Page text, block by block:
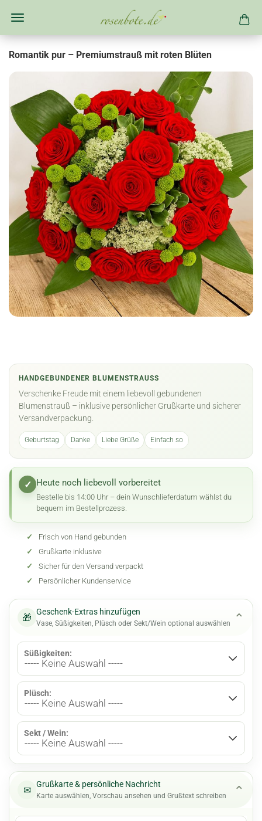
Romantik pur – Premiumstrauß mit roten Blüten
HANDGEBUNDENER BLUMENSTRAUSS
Verschenke Freude mit einem liebevoll gebundenen
Blumenstrauß – inklusive persönlicher Grußkarte und sicherer
Versandverpackung.
Geburtstag Danke Liebe Grüße Einfach so
✓ Heute noch liebevoll vorbereitet
Bestelle bis 14:00 Uhr – dein Wunschlieferdatum wählst du
bequem im Bestellprozess.
✓
Frisch von Hand gebunden
✓
Grußkarte inklusive
✓
Sicher für den Versand verpackt
✓
Persönlicher Kundenservice
🎁
Geschenk-Extras hinzufügen
Vase, Süßigkeiten, Plüsch oder Sekt/Wein optional auswählen ⌄
Süßigkeiten:
Plüsch:
Sekt / Wein:
✉
Grußkarte & persönliche Nachricht
Karte auswählen, Vorschau ansehen und Grußtext schreiben ⌄